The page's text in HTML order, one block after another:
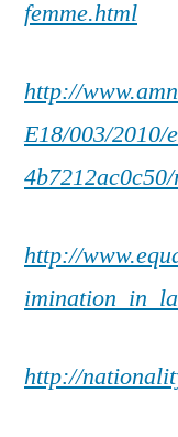
femme.html
http://
E18/003/2010/
http://
http://